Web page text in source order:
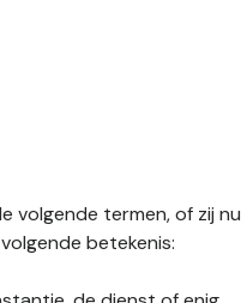
volgende termen, of zij nu
betekenis: